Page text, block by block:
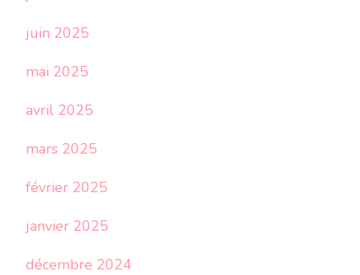
juin 2025
mai 2025
avril 2025
mars 2025
février 2025
janvier 2025
décembre 2024